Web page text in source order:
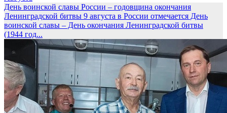
День воинской славы России – годовщина окончания
Ленинградской битвы 9 августа в России отмечается День
воинской славы – День окончания Ленинградской битвы
(1944 год...